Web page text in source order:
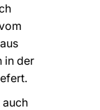
in der
auch